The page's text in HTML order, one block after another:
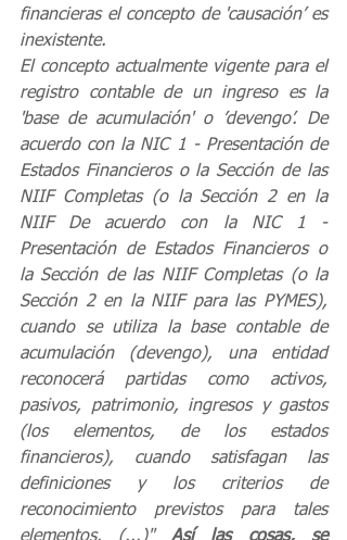
financieras el concepto de 'causación’ es
inexistente.
El concepto actualmente vigente para el
registro contable de un ingreso es la
'base de acumulación' o ’devengo’. De
acuerdo con la NIC 1 - Presentación de
Estados Financieros o la Sección de las
NIIF Completas (o la Sección 2 en la
NIIF De acuerdo con la NIC 1 -
Presentación de Estados Financieros o
la Sección de las NIIF Completas (o la
Sección 2 en la NIIF para las PYMES),
cuando se utiliza la base contable de
acumulación (devengo), una entidad
reconocerá partidas como activos,
pasivos, patrimonio, ingresos y gastos
(los elementos, de los estados
financieros), cuando satisfagan las
definiciones y los criterios de
reconocimiento previstos para tales